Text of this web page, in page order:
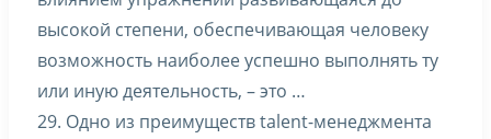
высокой степени, обеспечивающая человеку
возможность наиболее успешно выполнять ту
или иную деятельность, – это …
29. Одно из преимуществ talent-менеджмента